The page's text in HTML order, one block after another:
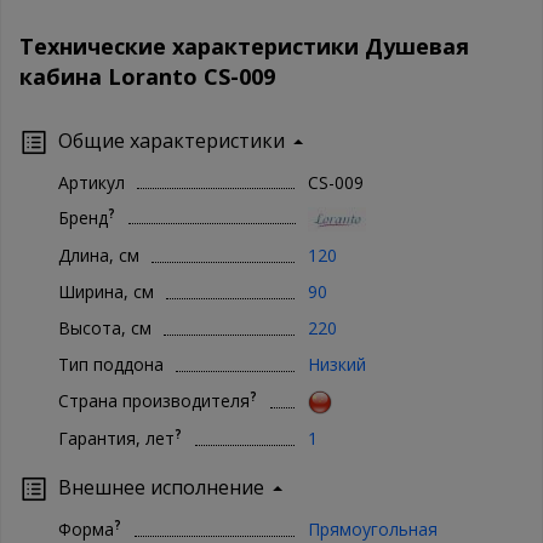
Технические характеристики Душевая
кабина Loranto CS-009
Общие характеристики
Артикул
CS-009
Бренд?
Длина, см
120
Ширина, см
90
Высота, см
220
Тип поддона
Низкий
Страна производителя?
Гарантия, лет? 1
Внешнее исполнение
Форма?
Прямоугольная